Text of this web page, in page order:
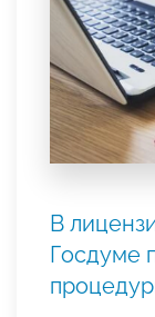
В
Госдуме